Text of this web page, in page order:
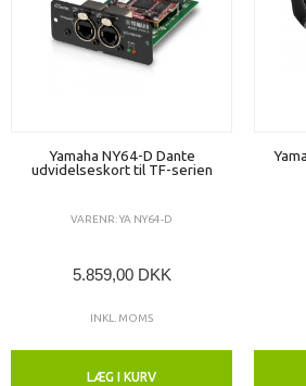
Yamaha NY64-D Dante
udvidelseskort til TF-serien
VARENR: YA NY64-D
5.859,00 DKK
INKL. MOMS
LÆG I KURV